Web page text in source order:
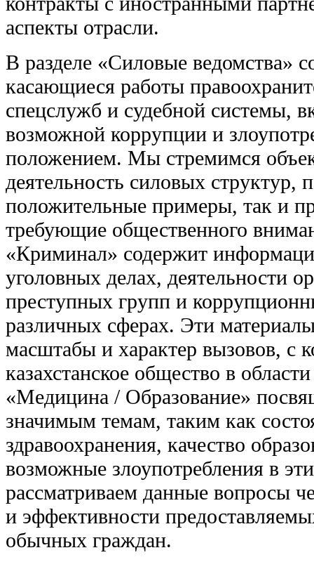
аспекты отрасли.
В разделе «Силовые ведомства»
касающиеся работы
спецслужб и судебной системы,
возможной коррупции и
положением. Мы стремимся
деятельность силовых структур,
положительные примеры, так и
требующие общественного
«Криминал» содержит
уголовных делах, деятельности
преступных групп и
различных сферах. Эти
масштабы и характер вызовов, с
казахстанское общество в
«Медицина / Образование»
значимым темам, таким как
здравоохранения, качество
возможные злоупотребления в
рассматриваем данные вопросы
и эффективности
обычных граждан.